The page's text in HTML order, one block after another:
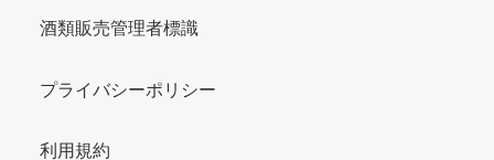
酒類販売管理者標識
プライバシーポリシー
利用規約